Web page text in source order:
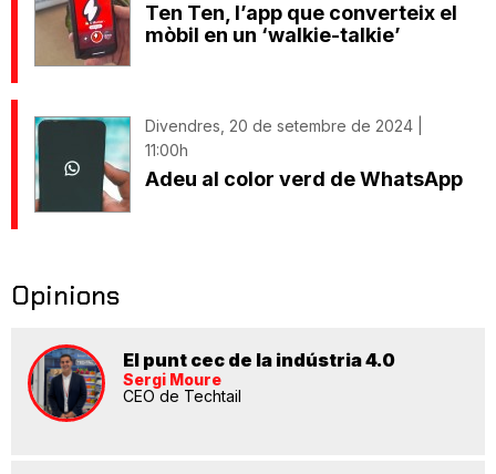
Ten Ten, l’app que converteix el
mòbil en un ‘walkie-talkie’
Divendres, 20 de setembre de 2024 |
11:00h
Adeu al color verd de WhatsApp
Opinions
El punt cec de la indústria 4.0
Sergi Moure
CEO de Techtail